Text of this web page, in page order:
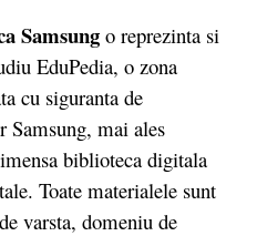
Samsungo reprezinta si
EduPedia, o zona
cu siguranta de
mai ales
biblioteca digitala
Toate materialele sunt
varsta, domeniu de